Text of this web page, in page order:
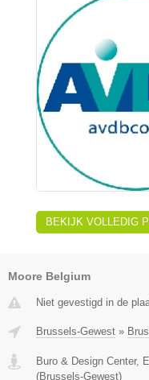
BEKIJK VOLLEDIG
Moore Belgium
Niet gevestigd in de
Brussels-Gewest »
Buro & Design Center,
(Brussels-Gewest)